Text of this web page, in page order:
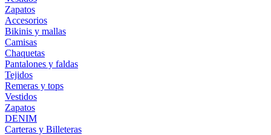
Zapatos
Accesorios
Bikinis y mallas
Camisas
Chaquetas
Pantalones y faldas
Tejidos
Remeras y tops
Vestidos
Zapatos
DENIM
Carteras y Billeteras